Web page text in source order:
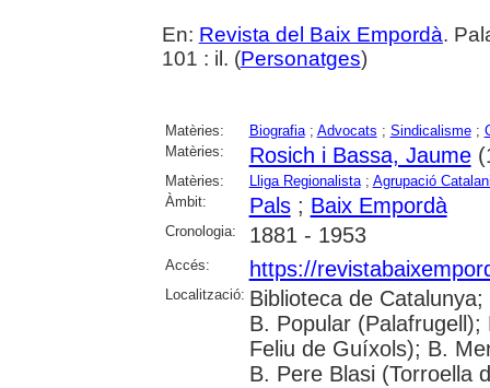
En: Revista del Baix Empordà.
101 : il. (Personatges)
Matèries: Biografia; Advocats ; Sindicalisme;
Matèries:
Rosich i Bassa, Jaume
Matèries: Lliga Regionalista; Agrupació
Àmbit:
Pals; Baix Empordà
Cronologia: 1881 - 1953
Accés: https://
Localització: Biblioteca de
B. Popular
Feliu de Guíxols); B.
B. Pere Blasi (Torroella